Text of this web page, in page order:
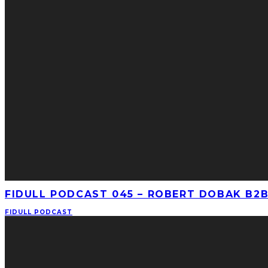
FIDULL PODCAST 045 – ROBERT DOBAK
FIDULL PODCAST